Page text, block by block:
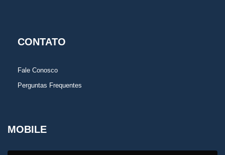
CONTATO
Fale Conosco
Perguntas Frequentes
MOBILE